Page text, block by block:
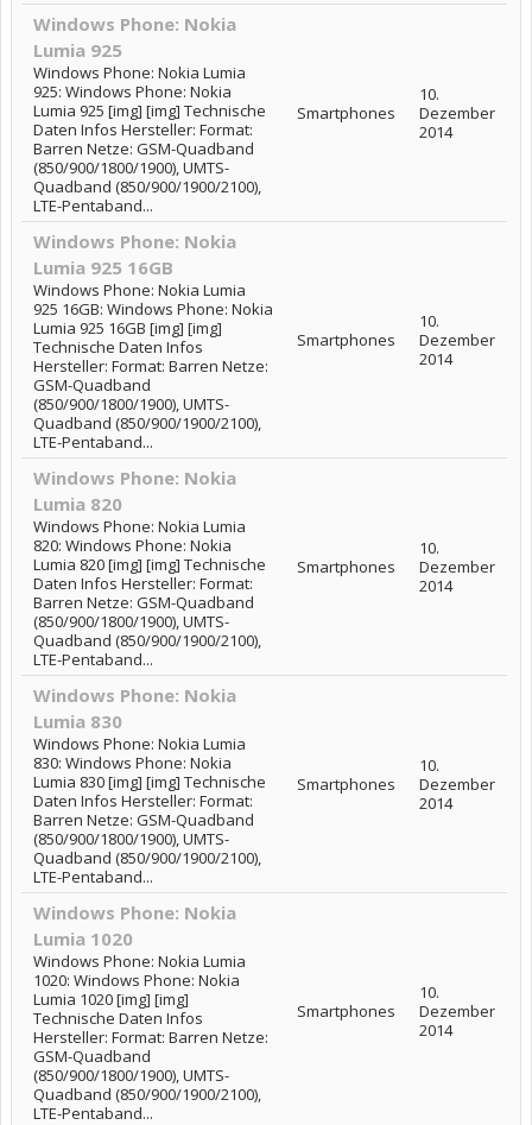
Windows Phone: Nokia
Lumia 925
Windows Phone: Nokia Lumia
925: Windows Phone: Nokia
Lumia 925 [img] [img] Technische
Daten Infos Hersteller: Format:
Barren Netze: GSM-Quadband
(850/900/1800/1900), UMTS-
Quadband (850/900/1900/2100),
LTE-Pentaband...
Smartphones
10.
Dezember
2014
Windows Phone: Nokia
Lumia 925 16GB
Windows Phone: Nokia Lumia
925 16GB: Windows Phone: Nokia
Lumia 925 16GB [img] [img]
Technische Daten Infos
Hersteller: Format: Barren Netze:
GSM-Quadband
(850/900/1800/1900), UMTS-
Quadband (850/900/1900/2100),
LTE-Pentaband...
Smartphones
10.
Dezember
2014
Windows Phone: Nokia
Lumia 820
Windows Phone: Nokia Lumia
820: Windows Phone: Nokia
Lumia 820 [img] [img] Technische
Daten Infos Hersteller: Format:
Barren Netze: GSM-Quadband
(850/900/1800/1900), UMTS-
Quadband (850/900/1900/2100),
LTE-Pentaband...
Smartphones
10.
Dezember
2014
Windows Phone: Nokia
Lumia 830
Windows Phone: Nokia Lumia
830: Windows Phone: Nokia
Lumia 830 [img] [img] Technische
Daten Infos Hersteller: Format:
Barren Netze: GSM-Quadband
(850/900/1800/1900), UMTS-
Quadband (850/900/1900/2100),
LTE-Pentaband...
Smartphones
10.
Dezember
2014
Windows Phone: Nokia
Lumia 1020
Windows Phone: Nokia Lumia
1020: Windows Phone: Nokia
Lumia 1020 [img] [img]
Technische Daten Infos
Hersteller: Format: Barren Netze:
GSM-Quadband
(850/900/1800/1900), UMTS-
Quadband (850/900/1900/2100),
LTE-Pentaband...
Smartphones
10.
Dezember
2014